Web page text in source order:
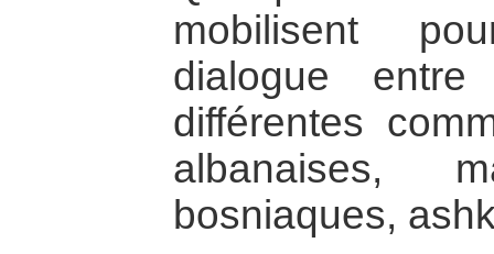
mobilisent
dialogue
différentes
albanaises,
bosniaques,